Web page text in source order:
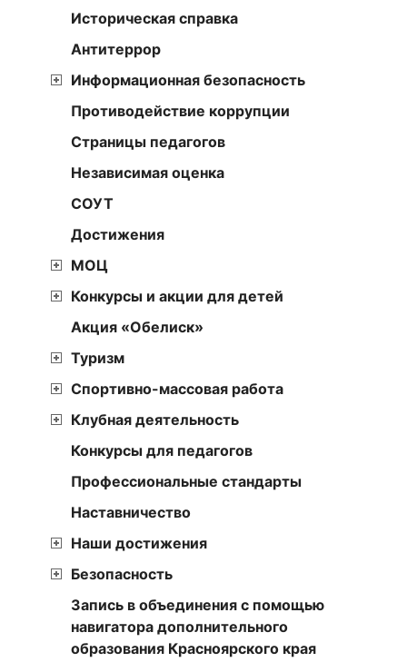
Историческая справка
Антитеррор
Информационная безопасность
Противодействие коррупции
Страницы педагогов
Независимая оценка
СОУТ
Достижения
МОЦ
Конкурсы и акции для детей
Акция «Обелиск»
Туризм
Спортивно-массовая работа
Клубная деятельность
Конкурсы для педагогов
Профессиональные стандарты
Наставничество
Наши достижения
Безопасность
Запись в объединения с помощью
навигатора дополнительного
образования Красноярского края